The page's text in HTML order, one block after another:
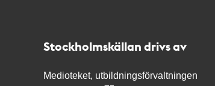
Stockholmskällan drivs av
Medioteket, utbildningsförvaltningen